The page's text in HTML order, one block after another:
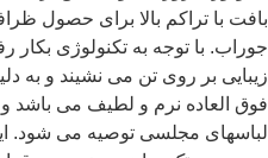
بافت با تراکم بالا برای حصول
جوراب. با توجه به تکنولوژی بکار
زیبایی بر روی تن می نشیند و به
فوق العاده نرم و لطیف می باشد